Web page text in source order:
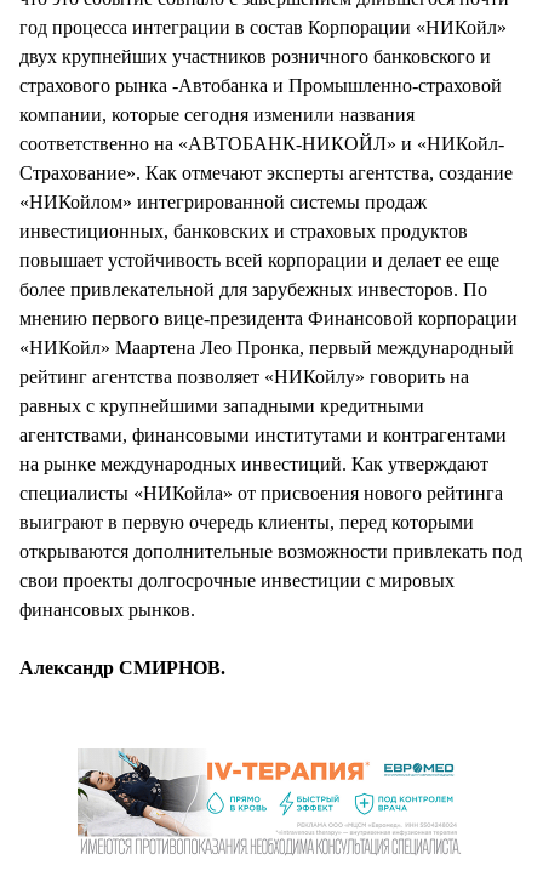
год процесса интеграции в состав Корпорации «НИКойл»
двух крупнейших участников розничного банковского и
страхового рынка -Автобанка и Промышленно-страховой
компании, которые сегодня изменили названия
соответственно на «АВТОБАНК-НИКОЙЛ» и «НИКойл-
Страхование». Как отмечают эксперты агентства, создание
«НИКойлом» интегрированной системы продаж
инвестиционных, банковских и страховых продуктов
повышает устойчивость всей корпорации и делает ее еще
более привлекательной для зарубежных инвесторов. По
мнению первого вице-президента Финансовой корпорации
«НИКойл» Маартена Лео Пронка, первый международный
рейтинг агентства позволяет «НИКойлу» говорить на
равных с крупнейшими западными кредитными
агентствами, финансовыми институтами и контрагентами
на рынке международных инвестиций. Как утверждают
специалисты «НИКойла» от присвоения нового рейтинга
выиграют в первую очередь клиенты, перед которыми
открываются дополнительные возможности привлекать под
свои проекты долгосрочные инвестиции с мировых
финансовых рынков.
Александр СМИРНОВ.